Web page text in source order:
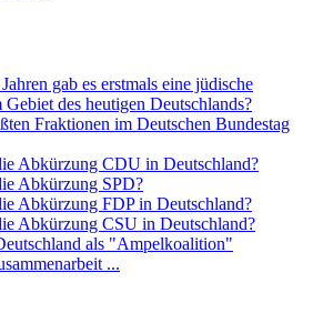
gab es erstmals eine jüdische
des heutigen Deutschlands?
Fraktionen im Deutschen Bundestag
Abkürzung CDU in Deutschland?
Abkürzung SPD?
Abkürzung FDP in Deutschland?
Abkürzung CSU in Deutschland?
als "Ampelkoalition"
...